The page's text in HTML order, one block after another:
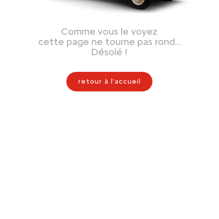
Comme vous le voyez
cette page ne tourne pas rond…
Désolé !
retour à l'accueil